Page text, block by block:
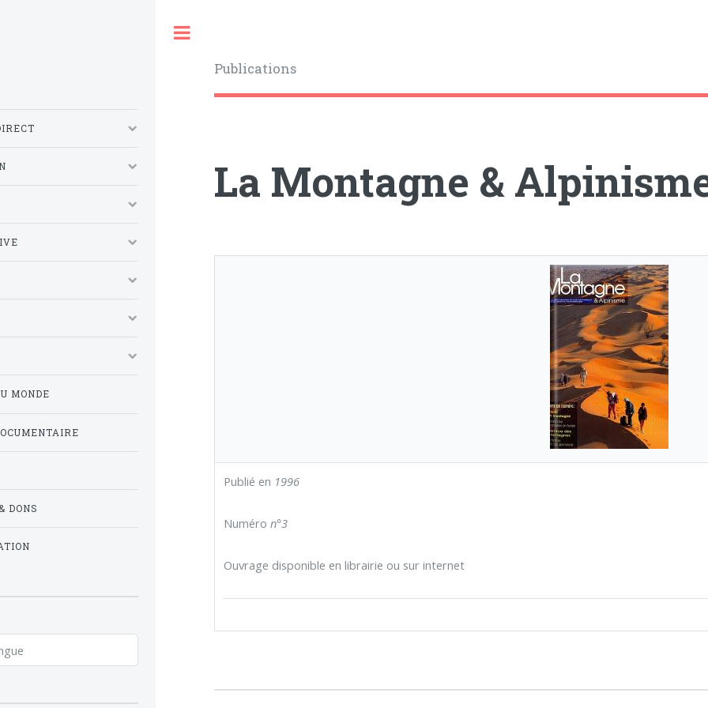
Publications
La Montagne &
Publié en 1996
Numéro n°3
Ouvrage disponible en librairie ou sur internet
MONDE
DONS